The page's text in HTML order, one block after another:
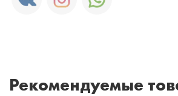
Рекомендуемые